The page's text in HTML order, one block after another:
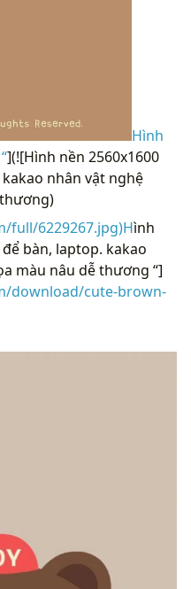
Hình
](![Hình nền 2560x1600
nhân vật nghệ
full/6229267.jpg)Hình
bàn, laptop. kakao
màu nâu dễ thương “]
download/cute-brown-